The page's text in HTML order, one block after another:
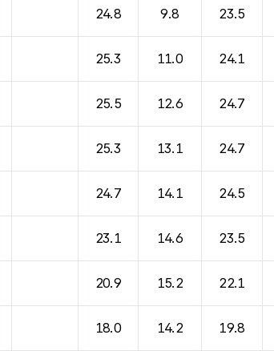
24.8 9.8 23.5
25.3 11.0 24.1
25.5 12.6 24.7
25.3 13.1 24.7
24.7 14.1 24.5
23.1 14.6 23.5
20.9 15.2 22.1
18.0 14.2 19.8